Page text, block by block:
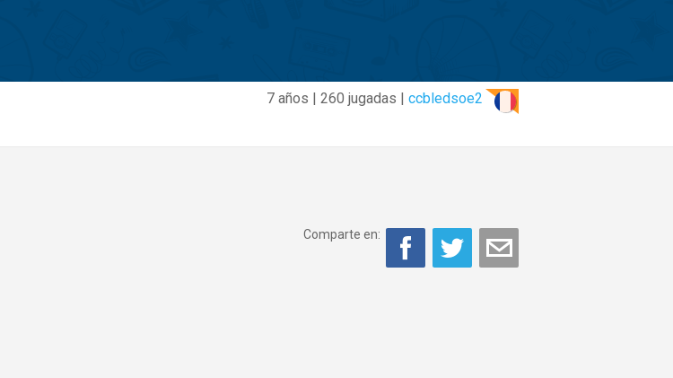
7 años | 260 jugadas | ccbledsoe2
Comparte en: